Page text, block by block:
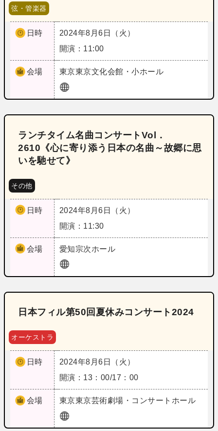
弦・管楽器
日時
2024年8月6日（火）
開演：11:00
会場 東京東京文化会館・小ホール
ランチタイム名曲コンサートVol．
2610《心に寄り添う日本の名曲～故郷に思
いを馳せて》
その他
日時
2024年8月6日（火）
開演：11:30
会場 愛知宗次ホール
日本フィル第50回夏休みコンサート2024
オーケストラ
日時
2024年8月6日（火）
開演：13：00/17：00
会場 東京東京芸術劇場・コンサートホール